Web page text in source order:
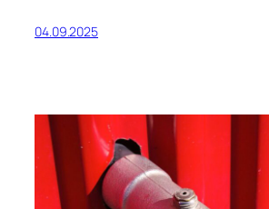
04.09.2025